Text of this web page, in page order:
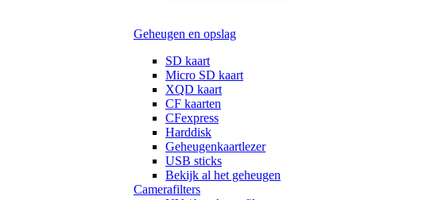
Geheugen en opslag
SD kaart
Micro SD kaart
XQD kaart
CF kaarten
CFexpress
Harddisk
Geheugenkaartlezer
USB sticks
Bekijk al het geheugen
Camerafilters